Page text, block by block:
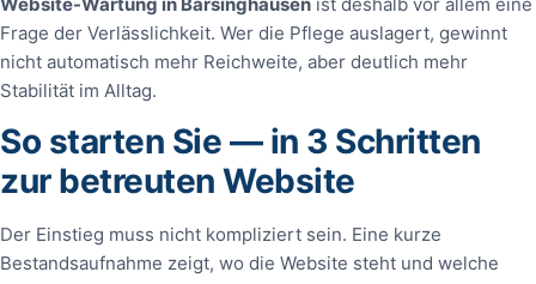
Frage der Verlässlichkeit. Wer die Pflege auslagert, gewinnt
nicht automatisch mehr Reichweite, aber deutlich mehr
Stabilität im Alltag.
So starten Sie — in 3 Schritten
zur betreuten Website
Der Einstieg muss nicht kompliziert sein. Eine kurze
Bestandsaufnahme zeigt, wo die Website steht und welche